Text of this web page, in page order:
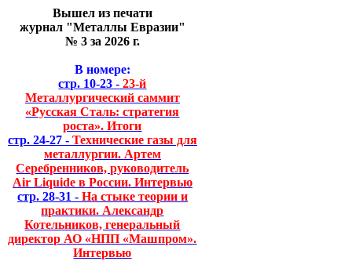
Вышел из печати
журнал "Металлы Евразии"
№ 3 за 2026 г.
В номере:
стр. 10-23 - 23-й
Металлургический саммит
«Русская Сталь: стратегия
роста». Итоги
стр. 24-27 - Технические газы для
металлургии. Артем
Серебренников, руководитель
Air Liquide в России. Интервью
стр. 28-31 - На стыке теории и
практики. Александр
Котельников, генеральный
директор АО «НПП «Машпром».
Интервью